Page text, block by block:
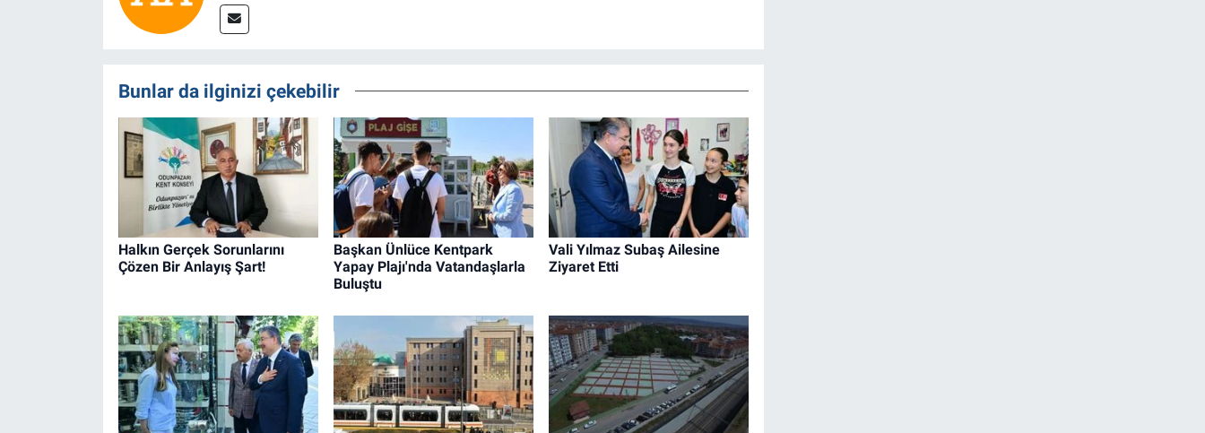
Bunlar da ilginizi çekebilir
Halkın Gerçek Sorunlarını
Çözen Bir Anlayış Şart!
Başkan Ünlüce Kentpark
Yapay Plajı'nda Vatandaşlarla
Buluştu
Vali Yılmaz Subaş Ailesine
Ziyaret Etti